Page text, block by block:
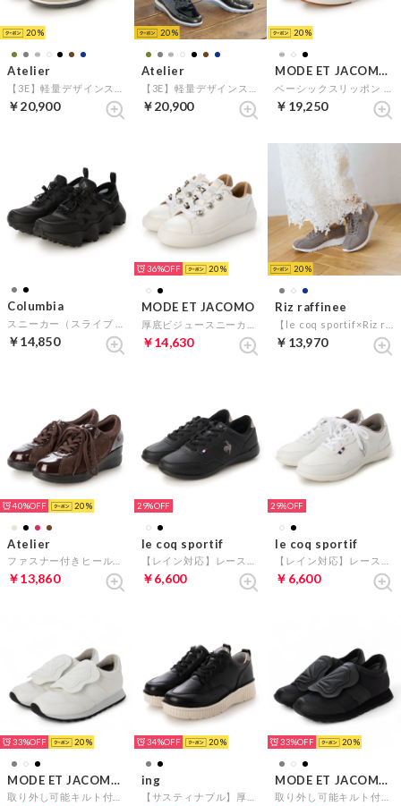
20
Atelier
￥20,900
20
Atelier
￥20,900
20
MODE ET JACOMO D'ICI
￥19,250
Columbia
￥14,850
36% 20
MODE ET JACOMO
￥14,630
20
Riz raffinee
￥13,970
40% 20
Atelier
￥13,860
29%
le coq sportif
￥6,600
29%
le coq sportif
￥6,600
33% 20
MODE ET JACOMO D'ICI
34% 20
ing
33% 20
MODE ET JACOMO D'ICI